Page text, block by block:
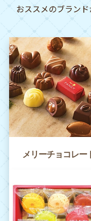
おススメのブラン
メリーチョコレー